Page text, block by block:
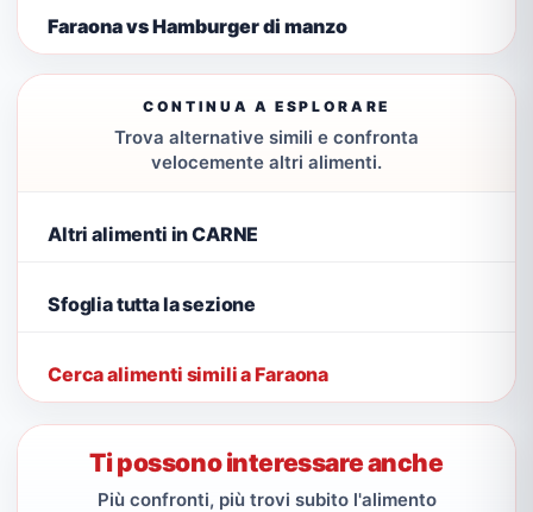
Faraona vs Hamburger di manzo
CONTINUA A ESPLORARE
Trova alternative simili e confronta
velocemente altri alimenti.
Altri alimenti in CARNE
Sfoglia tutta la sezione
Cerca alimenti simili a Faraona
Ti possono interessare anche
Più confronti, più trovi subito l'alimento